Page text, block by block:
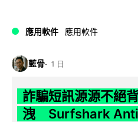
應用軟件 應用軟件
藍骨 1 日
詐騙短訊源源不絕
洩 Surfshark